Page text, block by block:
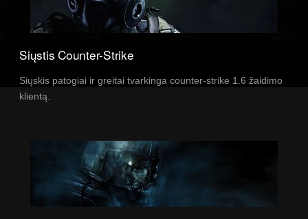
Siųstis Counter-Strike
Siųskis patogiai ir greitai tvarkinga counter-strike 1.6 žaidimo
klientą.